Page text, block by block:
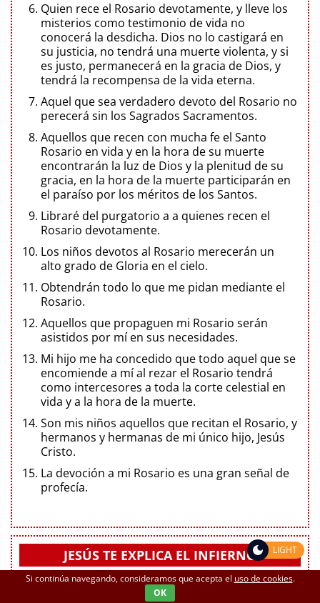
Quien rece el Rosario devotamente, y lleve los
misterios como testimonio de vida no
conocerá la desdicha. Dios no lo castigará en
su justicia, no tendrá una muerte violenta, y si
es justo, permanecerá en la gracia de Dios, y
tendrá la recompensa de la vida eterna.
Aquel que sea verdadero devoto del Rosario no
perecerá sin los Sagrados Sacramentos.
Aquellos que recen con mucha fe el Santo
Rosario en vida y en la hora de su muerte
encontrarán la luz de Dios y la plenitud de su
gracia, en la hora de la muerte participarán en
el paraíso por los méritos de los Santos.
Libraré del purgatorio a a quienes recen el
Rosario devotamente.
Los niños devotos al Rosario merecerán un
alto grado de Gloria en el cielo.
Obtendrán todo lo que me pidan mediante el
Rosario.
Aquellos que propaguen mi Rosario serán
asistidos por mí en sus necesidades.
Mi hijo me ha concedido que todo aquel que se
encomiende a mí al rezar el Rosario tendrá
como intercesores a toda la corte celestial en
vida y a la hora de la muerte.
Son mis niños aquellos que recitan el Rosario, y
hermanos y hermanas de mi único hijo, Jesús
Cristo.
La devoción a mi Rosario es una gran señal de
profecía.
JESÚS TE EXPLICA EL INFIERNO
Si continúa navegando, consideramos que acepta el uso de cookies.
OK
LIGHT